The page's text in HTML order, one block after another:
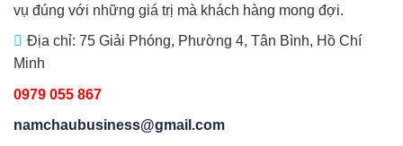
vụ đúng với những giá trị mà khách hàng mong đợi.
Địa chỉ: 75 Giải Phóng, Phường 4, Tân Bình, Hồ Chí
Minh
0979 055 867
namchaubusiness@gmail.com